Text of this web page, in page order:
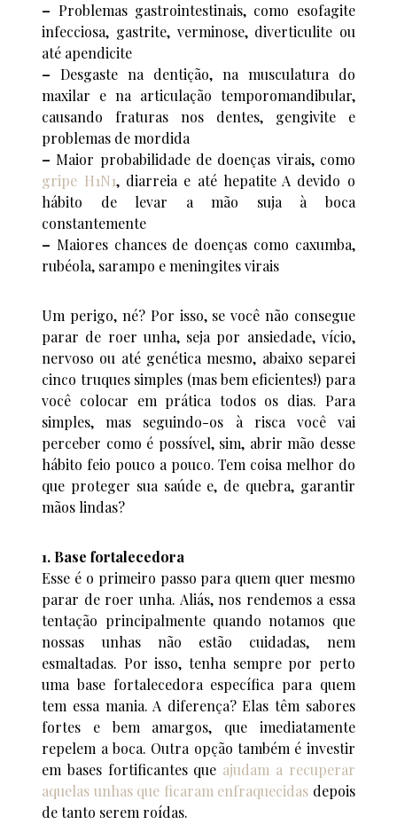
– Problemas gastrointestinais, como esofagite
infecciosa, gastrite, verminose, diverticulite ou
até apendicite
– Desgaste na dentição, na musculatura do
maxilar e na articulação temporomandibular,
causando fraturas nos dentes, gengivite e
problemas de mordida
– Maior probabilidade de doenças virais, como
gripe H1N1, diarreia e até hepatite A devido o
hábito de levar a mão suja à boca
constantemente
– Maiores chances de doenças como caxumba,
rubéola, sarampo e meningites virais
Um perigo, né? Por isso, se você não consegue
parar de roer unha, seja por ansiedade, vício,
nervoso ou até genética mesmo, abaixo separei
cinco truques simples (mas bem eficientes!) para
você colocar em prática todos os dias. Para
simples, mas seguindo-os à risca você vai
perceber como é possível, sim, abrir mão desse
hábito feio pouco a pouco. Tem coisa melhor do
que proteger sua saúde e, de quebra, garantir
mãos lindas?
1. Base fortalecedora
Esse é o primeiro passo para quem quer mesmo
parar de roer unha. Aliás, nos rendemos a essa
tentação principalmente quando notamos que
nossas unhas não estão cuidadas, nem
esmaltadas. Por isso, tenha sempre por perto
uma base fortalecedora específica para quem
tem essa mania. A diferença? Elas têm sabores
fortes e bem amargos, que imediatamente
repelem a boca. Outra opção também é investir
em bases fortificantes que ajudam a recuperar
aquelas unhas que ficaram enfraquecidas depois
de tanto serem roídas.